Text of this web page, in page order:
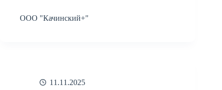
ООО "Качинский+"
11.11.2025